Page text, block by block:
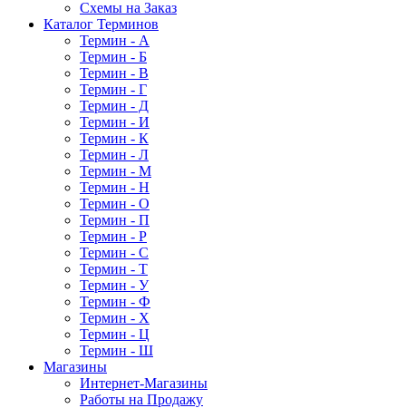
Схемы на Заказ
Каталог Терминов
Термин - А
Термин - Б
Термин - В
Термин - Г
Термин - Д
Термин - И
Термин - К
Термин - Л
Термин - М
Термин - Н
Термин - О
Термин - П
Термин - Р
Термин - С
Термин - Т
Термин - У
Термин - Ф
Термин - Х
Термин - Ц
Термин - Ш
Магазины
Интернет-Магазины
Работы на Продажу